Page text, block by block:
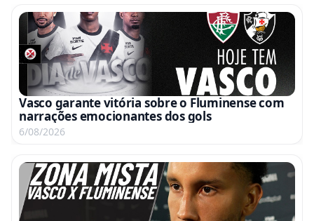
Vasco garante vitória sobre o Fluminense com
narrações emocionantes dos gols
6/08/2026